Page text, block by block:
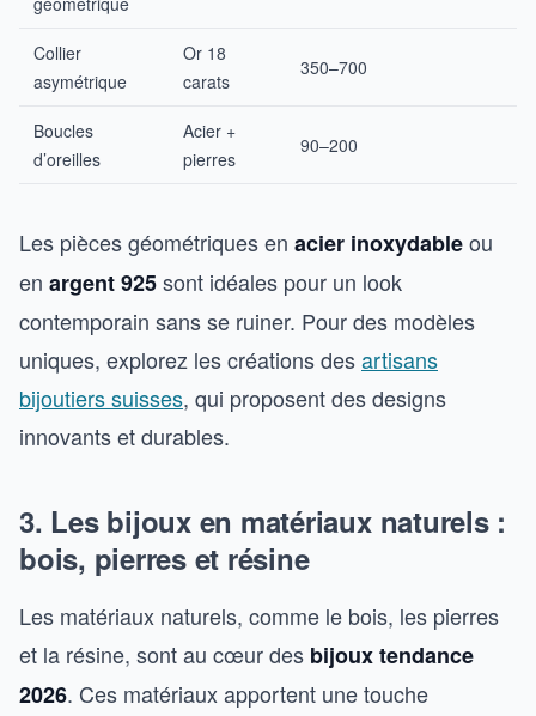
Collier
asymétrique
Or 18
carats
350–700
Boucles
d’oreilles
Acier +
pierres
90–200
Les pièces géométriques en acier inoxydableou
en argent 925sont idéales pour un look
contemporain sans se ruiner. Pour des modèles
uniques, explorez les créations desartisans
bijoutiers suisses, qui proposent des designs
innovants et durables.
3. Les bijoux en matériaux naturels :
bois, pierres et résine
Les matériaux naturels, comme le bois, les pierres
et la résine, sont au cœur des bijoux tendance
2026. Ces matériaux apportent une touche